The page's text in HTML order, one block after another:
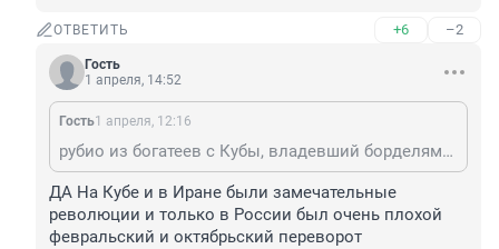
ОТВЕТИТЬ +6 –2
Гость
1 апреля, 14:52
Гость1 апреля, 12:16
рубио из богатеев с Кубы, владевший борделями и казино, а при Фиделе все пропало. Вот он и отрабатывал кредит, кипя от злости.
ДА На Кубе и в Иране были замечательные
революции и только в России был очень плохой
февральский и октябрьский переворот